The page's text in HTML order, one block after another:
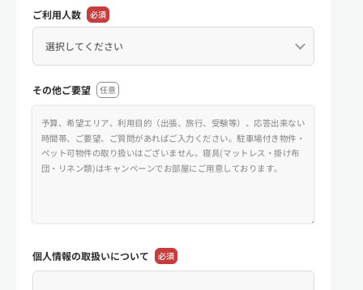
ご利用人数 必須
その他ご要望 任意
個人情報の取扱いについて 必須